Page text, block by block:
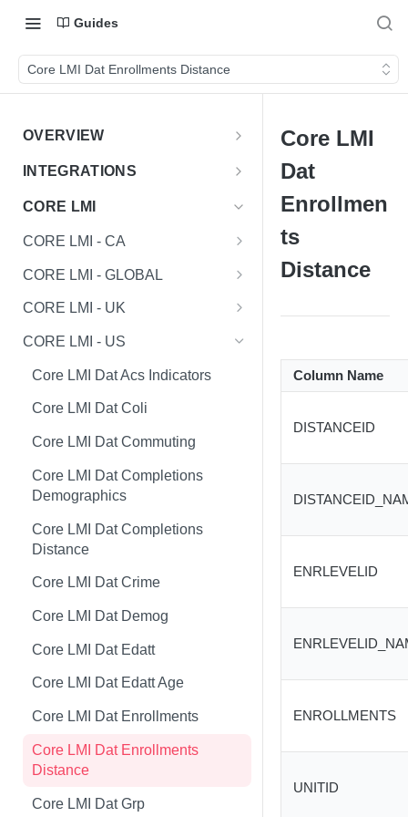
Guides
Core LMI Dat Enrollments Distance
OVERVIEW
Important Note
INTEGRATIONS
Shares
CORE LMI
CORE LMI - CA
Core LMI Dat Demog
Core LMI Dat Ed
Core LMI Dat Ind
Core LMI Dat Occ
Core LMI Dat Unemp Ind
Core LMI Dat Wf Demog
Core LMI Ref Csd Cd Prov
Core LMI Ref Csd Cma
CORE LMI - GLOBAL
Core LMI Detailed Dat Ind
Core LMI Detailed Dat Occ
Core LMI Detailed Dim Ind
Core LMI Detailed Dim Occ
Core LMI Detailed Meta
Core LMI Detailed Ref Areaid
CORE LMI - UK
Core LMI Dat Demog
Core LMI Dat Econ Activity
Core LMI Dat Ind
Core LMI Dat Ind Gender Age
Core LMI Dat Occ Gender Age
Core LMI Dat Occ
Core LMI Dat Staffing
Core LMI Ref Lau1 Nuts3 Nuts1
CORE LMI - US
Core LMI Dat Acs Indicators
Core LMI Dat Coli
Core LMI Dat Commuting
Core LMI Dat Completions
Demographics
Core LMI Dat Completions
Distance
Core LMI Dat Crime
Core LMI Dat Demog
Core LMI Dat Edatt
Core LMI Dat Edatt Age
Core LMI Dat Enrollments
Core LMI Dat Enrollments
Distance
Core LMI Dat Grp
Core LMI
Dat
Enrollmen
ts
Distance
Column Name
DISTANCEID
ENRLEVELID
ENROLLMENTS
UNITID